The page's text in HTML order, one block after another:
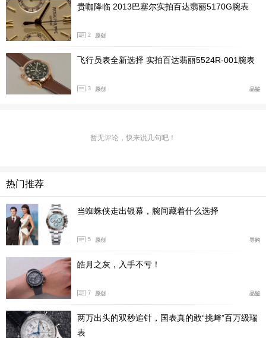
贵咖降临 2013巴塞尔实拍百达翡丽5170G腕表
2 原创
飞行员表全新选择 实拍百达翡丽5524R-001腕表
3 原创 品鉴
暂无评论，快来说几句吧！
热门推荐
当蜘蛛侠走出银幕，腕间藏着什么选择
5 原创 导购
皓月之灰，入手不亏！
7 原创 品鉴
两万出头的双秒追针，国表真的敢“挑衅”百万级瑞
表